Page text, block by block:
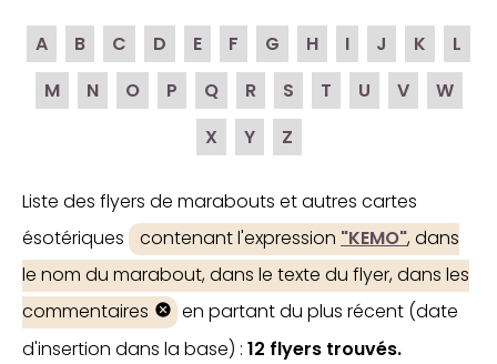
A B C D E F G H I J K
L
M
N O P Q R S T U V
W
X
Y Z
Liste des flyers de marabouts et autres cartes
ésotériques
contenant l'expression "KEMO", dans
le nom du marabout, dans le texte du flyer, dans les
commentaires
en partant du plus récent (date
d'insertion dans la base) : 12 flyers trouvés.